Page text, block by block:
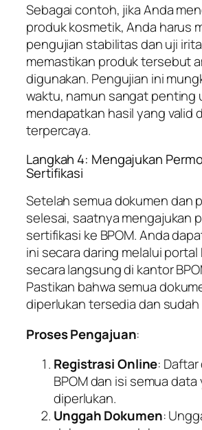
Sebagai contoh, jika Anda
produk kosmetik, Anda harus
pengujian stabilitas dan uji
memastikan produk tersebut
digunakan. Pengujian ini
waktu, namun sangat penting
mendapatkan hasil yang valid
terpercaya.
Langkah 4: Mengajukan
Sertifikasi
Setelah semua dokumen dan
selesai, saatnya mengajukan
sertifikasi ke BPOM. Anda
ini secara daring melalui portal
secara langsung di kantor
Pastikan bahwa semua
diperlukan tersedia dan sudah
Proses Pengajuan:
Registrasi Online:
BPOM dan isi semua data
diperlukan.
Unggah Dokumen: